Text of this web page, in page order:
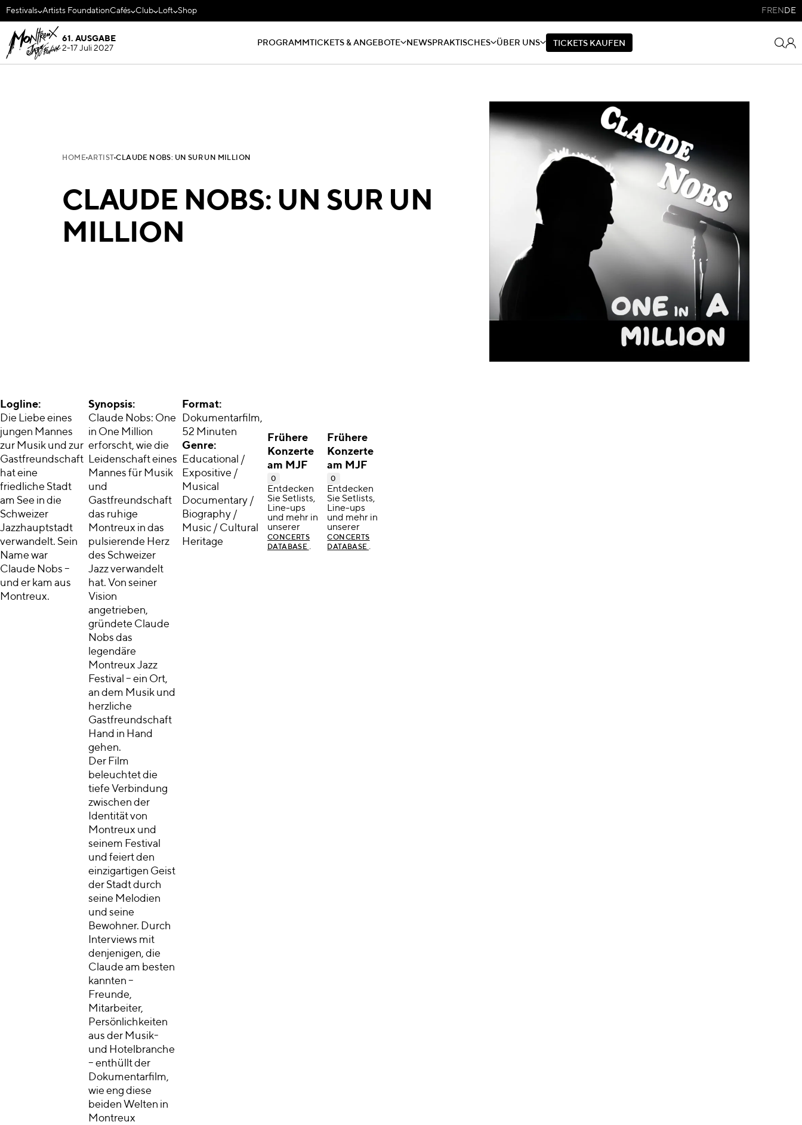
Festivals Artists FoundationCafés Club Loft Shop FREN DE
61. AUSGABE
2-17 Juli 2027
PROGRAMMTICKETS & ANGEBOTE NEWS PRAKTISCHES ÜBER UNS IC K E TS KAU F E N
TICKETS KAUFEN
HOME ARTIST CLAUDE NOBS: UN SUR UN MILLION
CLAUDE NOBS: UN SUR UN
MILLION
Logline:
Die Liebe eines
jungen Mannes
zur Musik und zur
Gastfreundschaft
hat eine
friedliche Stadt
am See in die
Schweizer
Jazzhauptstadt
verwandelt. Sein
Name war
Claude Nobs –
und er kam aus
Montreux.
Synopsis:
Claude Nobs: One
in One Million
erforscht, wie die
Leidenschaft eines
Mannes für Musik
und
Gastfreundschaft
das ruhige
Montreux in das
pulsierende Herz
des Schweizer
Jazz verwandelt
hat. Von seiner
Vision
angetrieben,
gründete Claude
Nobs das
legendäre
Montreux Jazz
Festival – ein Ort,
an dem Musik und
herzliche
Gastfreundschaft
Hand in Hand
gehen.
Der Film
beleuchtet die
tiefe Verbindung
zwischen der
Identität von
Montreux und
seinem Festival
und feiert den
einzigartigen Geist
der Stadt durch
seine Melodien
und seine
Bewohner. Durch
Interviews mit
denjenigen, die
Claude am besten
kannten –
Freunde,
Mitarbeiter,
Persönlichkeiten
aus der Musik-
und Hotelbranche
– enthüllt der
Dokumentarfilm,
wie eng diese
beiden Welten in
Montreux
Format:
Dokumentarfilm,
52 Minuten
Genre:
Educational /
Expositive /
Musical
Documentary /
Biography /
Music / Cultural
Heritage
Frühere
Konzerte
am MJF
0
Entdecken
Sie Setlists,
Line-ups
und mehr in
unserer
CONCERTS
DATABASE .
Frühere
Konzerte
am MJF
0
Entdecken
Sie Setlists,
Line-ups
und mehr in
unserer
CONCERTS
DATABASE .